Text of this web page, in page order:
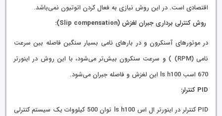
اقتصادی است. در این روش نیازی به فعال کردن اتوتیون نمی‌باشد.
روش کنترلی برداری جبران لغزش (Slip compensation):
در موتورهای آسنکرون و در بارهای نامی بسیار سنگین فاصله بین سرعت
نامی (RPM) ) و سرعت سنکرون بیش‌تر می‌شود، با این روش در اینورتر
670 اسب ls h100 این لغزش و فاصله جبران می‌شود.
PID کنترلر:
PID کنترلر در اینورتر ال اس ls h100 توان 500 کیلووات یک سیستم کنترلی